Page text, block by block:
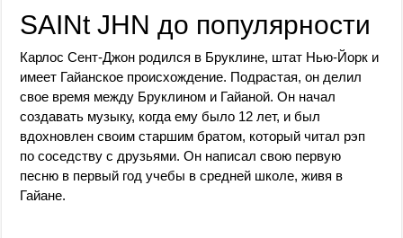
SAINt JHN до популярности
Карлос Сент-Джон родился в Бруклине, штат Нью-Йорк и
имеет Гайанское происхождение. Подрастая, он делил
свое время между Бруклином и Гайаной. Он начал
создавать музыку, когда ему было 12 лет, и был
вдохновлен своим старшим братом, который читал рэп
по соседству с друзьями. Он написал свою первую
песню в первый год учебы в средней школе, живя в
Гайане.